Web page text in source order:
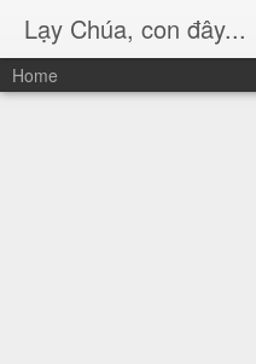
Lạy Chúa, con đây...
Home